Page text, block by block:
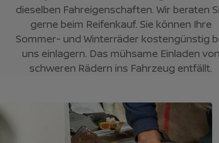
dieselben Fahreigenschaften. Wir beraten
gerne beim Reifenkauf. Sie können Ihre
Sommer- und Winterräder kostengünstig
uns einlagern. Das mühsame Einladen
schweren Rädern ins Fahrzeug entfällt.